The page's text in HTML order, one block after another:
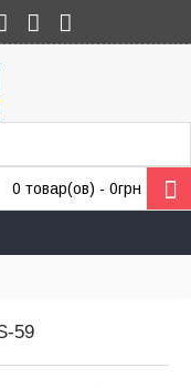
0 товар(ов) - 0грн
59